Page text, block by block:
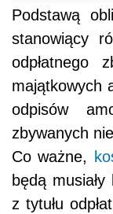
Podstawą
stanowiący
odpłatnego
majątkowych
odpisów
zbywanych
Co ważne,
będą
z tytułu